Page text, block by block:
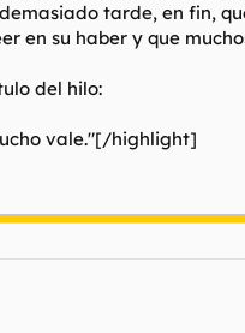
tarde, en fin,
en su haber y que
del hilo:
vale."[/highlight]